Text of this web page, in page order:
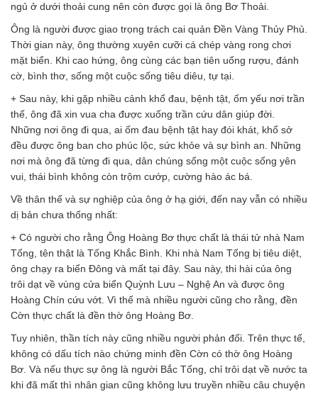
ngủ ở dưới thoải cung nên còn được gọi là ông Bơ Thoải.
Ông là người được giao trọng trách cai quản Đền Vàng Thủy Phủ.
Thời gian này, ông thường xuyên cưỡi cá chép vàng rong chơi
mặt biển. Khi cao hứng, ông cùng các bạn tiên uống rượu, đánh
cờ, bình thơ, sống một cuộc sống tiêu diêu, tự tại.
+ Sau này, khi gặp nhiều cảnh khổ đau, bệnh tật, ốm yếu nơi trần
thế, ông đã xin vua cha được xuống trần cứu dân giúp đời.
Những nơi ông đi qua, ai ốm đau bệnh tật hay đói khát, khổ sở
đều được ông ban cho phúc lộc, sức khỏe và sự bình an. Những
nơi mà ông đã từng đi qua, dân chúng sống một cuộc sống yên
vui, thái bình không còn trộm cướp, cường hào ác bá.
Về thân thế và sự nghiệp của ông ở hạ giới, đến nay vẫn có nhiều
dị bản chưa thống nhất:
+ Có người cho rằng Ông Hoàng Bơ thực chất là thái tử nhà Nam
Tống, tên thật là Tống Khắc Bình. Khi nhà Nam Tống bị tiêu diệt,
ông chạy ra biển Đông và mất tại đây. Sau này, thi hài của ông
trôi dạt về vùng cửa biển Quỳnh Lưu – Nghệ An và được ông
Hoàng Chín cứu vớt. Vì thế mà nhiều người cũng cho rằng, đền
Cờn thực chất là đền thờ ông Hoàng Bơ.
Tuy nhiên, thần tích này cũng nhiều người phản đối. Trên thực tế,
không có dấu tích nào chứng minh đền Cờn có thờ ông Hoàng
Bơ. Và nếu thực sự ông là người Bắc Tống, chỉ trôi dạt về nước ta
khi đã mất thì nhân gian cũng không lưu truyền nhiều câu chuyện